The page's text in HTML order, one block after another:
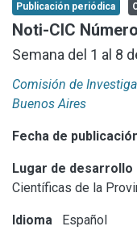
Aportar material
Statistics
Publicación periódica
Noti-CIC
Semana del 1 al 8
Comisión de
Buenos Aires
Fecha de
Lugar de desarrollo
Científicas de la
Idioma Español